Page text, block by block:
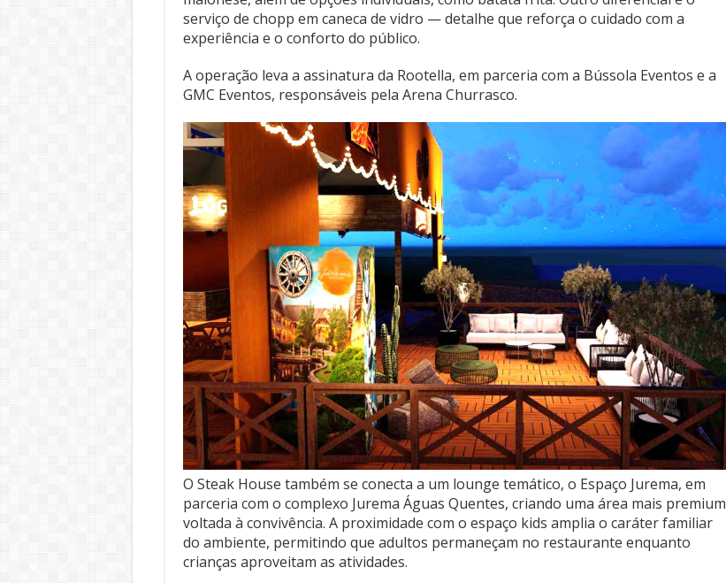
serviço de chopp em caneca de vidro — detalhe que reforça o cuidado com a
experiência e o conforto do público.
A operação leva a assinatura da Rootella, em parceria com a Bússola Eventos e a
GMC Eventos, responsáveis pela Arena Churrasco.
O Steak House também se conecta a um lounge temático, o Espaço Jurema, em
parceria com o complexo Jurema Águas Quentes, criando uma área mais premium
voltada à convivência. A proximidade com o espaço kids amplia o caráter familiar
do ambiente, permitindo que adultos permaneçam no restaurante enquanto
crianças aproveitam as atividades.